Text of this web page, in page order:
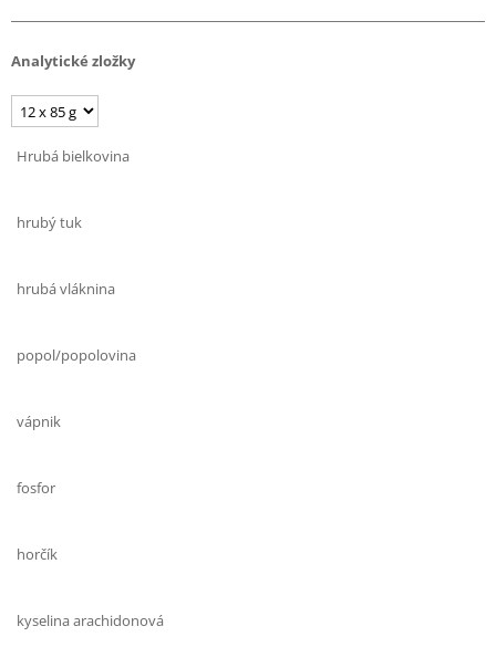
Analytické zložky
Hrubá bielkovina
hrubý tuk
hrubá vláknina
popol/popolovina
vápnik
fosfor
horčík
kyselina arachidonová